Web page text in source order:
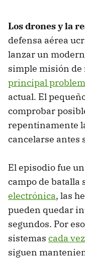
Los drones y la
defensa aérea
lanzar un
simple misión
principal
actual. El
comprobar
repentinamente
cancelarse antes
El episodio fue
campo de batalla
electrónica, las
pueden quedar
segundos. Por
sistemas cada
siguen